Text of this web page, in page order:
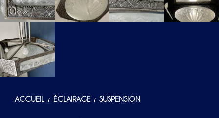
ACCUEIL / ÉCLAIRAGE / SUSPENSION